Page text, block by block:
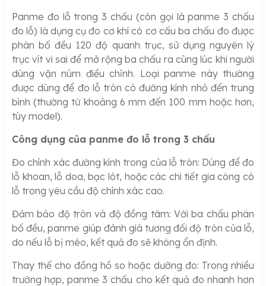
Panme đo lỗ trong 3 chấu (còn gọi là panme 3 chấu
đo lỗ) là dụng cụ đo cơ khí có cơ cấu ba chấu đo được
phân bố đều 120 độ quanh trục, sử dụng nguyên lý
trục vít vi sai để mở rộng ba chấu ra cùng lúc khi người
dùng vặn núm điều chỉnh. Loại panme này thường
được dùng để đo lỗ tròn có đường kính nhỏ đến trung
bình (thường từ khoảng 6 mm đến 100 mm hoặc hơn,
tùy model).
Công dụng của panme đo lỗ trong 3 chấu
Đo chính xác đường kính trong của lỗ tròn: Dùng để đo
lỗ khoan, lỗ doa, bạc lót, hoặc các chi tiết gia công có
lỗ trong yêu cầu độ chính xác cao.
Đảm bảo độ tròn và độ đồng tâm: Với ba chấu phân
bố đều, panme giúp đánh giá tương đối độ tròn của lỗ,
do nếu lỗ bị méo, kết quả đo sẽ không ổn định.
Thay thế cho đồng hồ so hoặc dưỡng đo: Trong nhiều
trường hợp, panme 3 chấu cho kết quả đo nhanh hơn